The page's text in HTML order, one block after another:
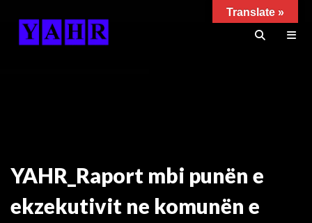
YAHR_Raport mbi punën e
ekzekutivit ne komunën e
Translate »